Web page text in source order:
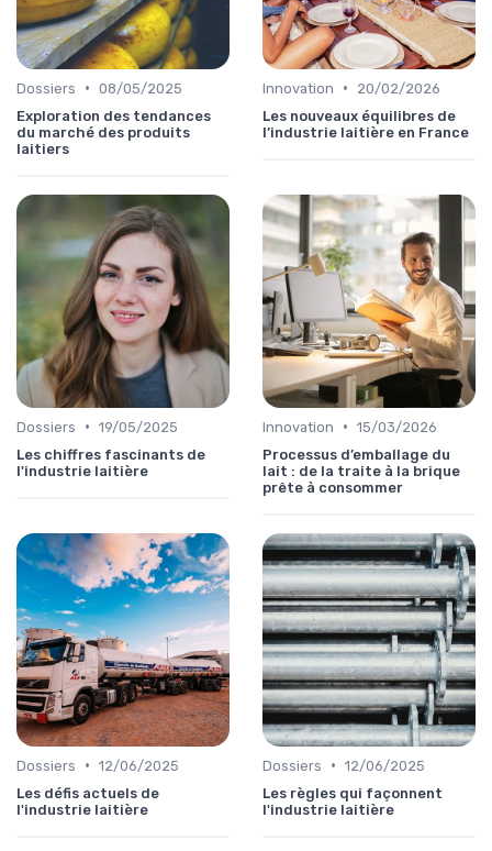
Dossiers • 08/05/2025
Exploration des tendances
du marché des produits
laitiers
Innovation •
20/02/2026
Les nouveaux équilibres de
l’industrie laitière en France
Dossiers • 19/05/2025
Les chiffres fascinants de
l'industrie laitière
Innovation • 15/03/2026
Processus d’emballage du
lait : de la traite à la brique
prête à consommer
Dossiers • 12/06/2025
Les défis actuels de
l'industrie laitière
Dossiers • 12/06/2025
Les règles qui façonnent
l'industrie laitière